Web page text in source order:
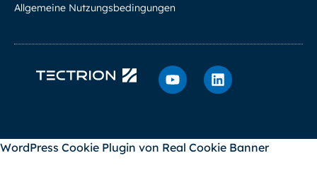
Allgemeine Nutzungsbedingungen
WordPress Cookie Plugin von Real Cookie Banner